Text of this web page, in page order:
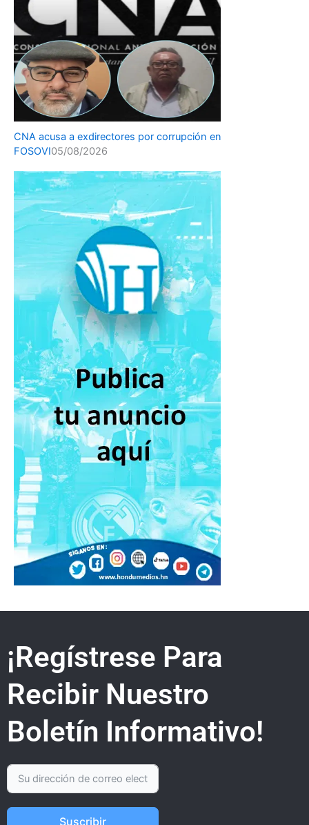
CNA acusa a exdirectores por corrupción en
FOSOVI05/08/2026
¡Regístrese Para
Recibir Nuestro
Boletín Informativo!
Suscribir